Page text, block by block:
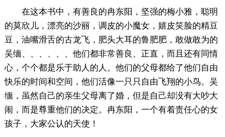
在这本书中，有善良的冉东阳，坚强的梅小雅，聪明
的莫欣儿，漂亮的沙丽，调皮的小魔女，嬉皮笑脸的精豆
豆，油嘴滑舌的古龙飞，肥头大耳的鲁肥肥，敢做敢为的
吴缅、、、、、、他们都非常善良、正直，而且还有同情
心，个个都是乐于助人的人。他们的父母都给了他们自由
快乐的时间和空间，他们活像一只只自由飞翔的小鸟。吴
缅，虽然自己的亲生父母离了婚，但是自己却没有大吵大
闹，而是尊重他们的决定。冉东阳，一个有着责任心的女
孩子，大家公认的天使！